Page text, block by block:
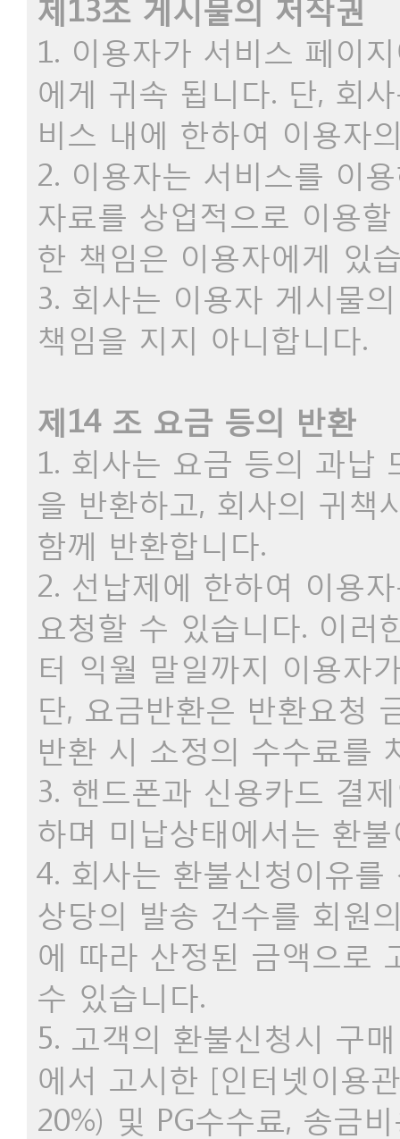
1. 이용자가 서비스 페이
에게 귀속 됩니다. 단, 회
비스 내에 한하여 이용자
2. 이용자는 서비스를 이
자료를 상업적으로 이용
한 책임은 이용자에게 있
3. 회사는 이용자 게시물
책임을 지지 아니합니다.
제14 조 요금 등의 반환
1. 회사는 요금 등의 과납
을 반환하고, 회사의 귀책
함께 반환합니다.
2. 선납제에 한하여 이용
요청할 수 있습니다. 이러
터 익월 말일까지 이용자
단, 요금반환은 반환요청
반환 시 소정의 수수료를
3. 핸드폰과 신용카드 결
하며 미납상태에서는 환
4. 회사는 환불신청이유
상당의 발송 건수를 회원
에 따라 산정된 금액으로
수 있습니다.
5. 고객의 환불신청시 구
에서 고시한 [인터넷이용
20%) 및 PG수수료, 송금